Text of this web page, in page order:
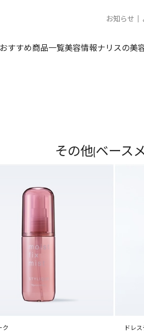
お知らせ
おすすめ商品一覧美容情報ナリスの美
その他(ベース
ク ドレ